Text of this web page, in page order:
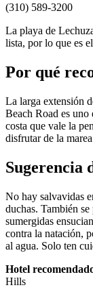
(310) 589-3200
La playa de
lista, por lo que es
Por qué
La larga extensión
Beach Road es
costa que vale la
disfrutar de la
Sugerencia
No hay salvavidas
duchas. También
sumergidas
contra la natación,
al agua. Solo ten
Hotel
Hills